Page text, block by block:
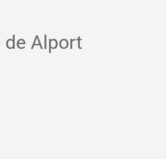
de Alport